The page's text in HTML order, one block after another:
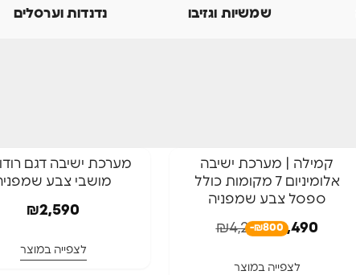
שמשיות וגזיבו נדנדות וערסלים
-19%
חדש באתר
כריות בעובי 12 ס"מ
קמילה | מערכת ישיבה
אלומיניום 7 מקומות כולל
ספסל צבע שמפניה
₪4,290₪3,490
-₪800
לצפייה במוצר
מערכת ישיבה דגם
מושבי צבע
₪2,590
לצפייה במוצר